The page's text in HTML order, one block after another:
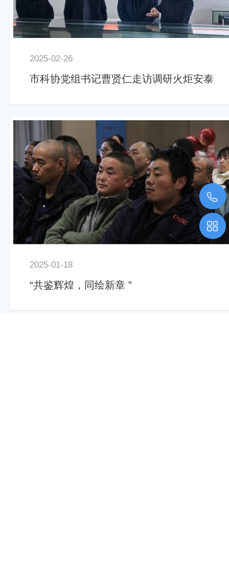
2025-02-26
市科协党组书记曹贤仁走访调研火炬安泰
2025-01-18
“共鉴辉煌，同绘新章 ”